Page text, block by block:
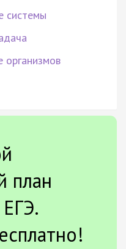
системы
организмов
план